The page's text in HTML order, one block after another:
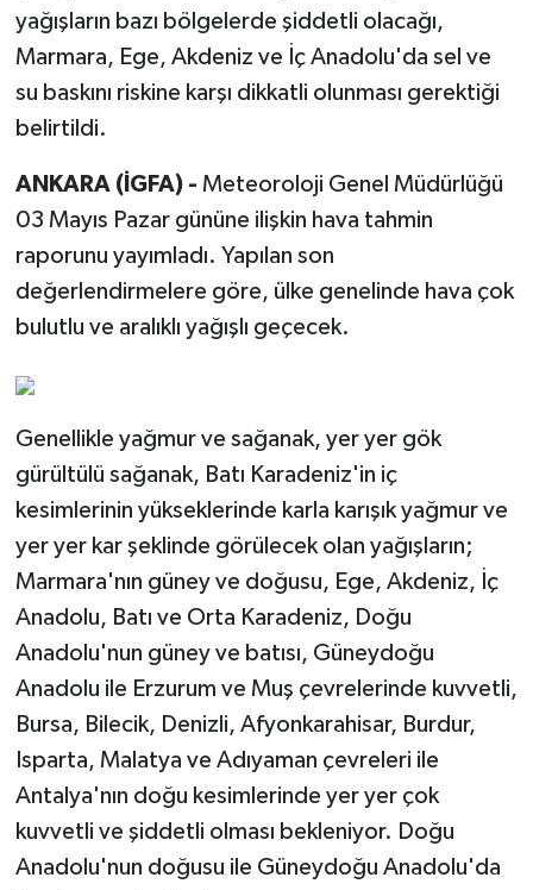
yağışların bazı bölgelerde şiddetli olacağı,
Marmara, Ege, Akdeniz ve İç Anadolu'da sel ve
su baskını riskine karşı dikkatli olunması gerektiği
belirtildi.
ANKARA (İGFA) - Meteoroloji Genel Müdürlüğü
03 Mayıs Pazar gününe ilişkin hava tahmin
raporunu yayımladı. Yapılan son
değerlendirmelere göre, ülke genelinde hava çok
bulutlu ve aralıklı yağışlı geçecek.
Genellikle yağmur ve sağanak, yer yer gök
gürültülü sağanak, Batı Karadeniz'in iç
kesimlerinin yükseklerinde karla karışık yağmur ve
yer yer kar şeklinde görülecek olan yağışların;
Marmara'nın güney ve doğusu, Ege, Akdeniz, İç
Anadolu, Batı ve Orta Karadeniz, Doğu
Anadolu'nun güney ve batısı, Güneydoğu
Anadolu ile Erzurum ve Muş çevrelerinde kuvvetli,
Bursa, Bilecik, Denizli, Afyonkarahisar, Burdur,
Isparta, Malatya ve Adıyaman çevreleri ile
Antalya'nın doğu kesimlerinde yer yer çok
kuvvetli ve şiddetli olması bekleniyor. Doğu
Anadolu'nun doğusu ile Güneydoğu Anadolu'da